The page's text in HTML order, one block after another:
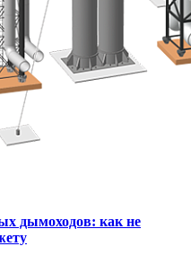
дымоходов: как не